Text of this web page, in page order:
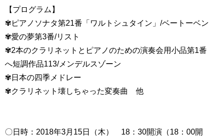
【プログラム】
✾ピアノソナタ第21番「ワルトシュタイン」/ベートーベン
✾愛の夢第3番/リスト
✾2本のクラリネットとピアノのための演奏会用小品第1番
へ短調作品113/メンデルスゾーン
✾日本の四季メドレー
✾クラリネット壊しちゃった変奏曲 他
〇日時：2018年3月15日（木） 18：30開演（18：00開